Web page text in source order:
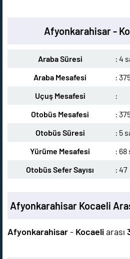
Afyonkarahisar -
Araba Süresi
: 4
Araba Mesafesi
:
Uçuş Mesafesi
:
Otobüs Mesafesi
:
Otobüs Süresi
: 5
Yürüme Mesafesi
: 68
Otobüs Sefer Sayısı
: 47
Afyonkarahisar Kocaeli
Afyonkarahisar- Kocaeliarası